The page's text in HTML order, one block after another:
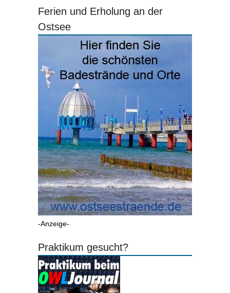
Ferien und Erholung an der
Ostsee
-Anzeige-
Praktikum gesucht?